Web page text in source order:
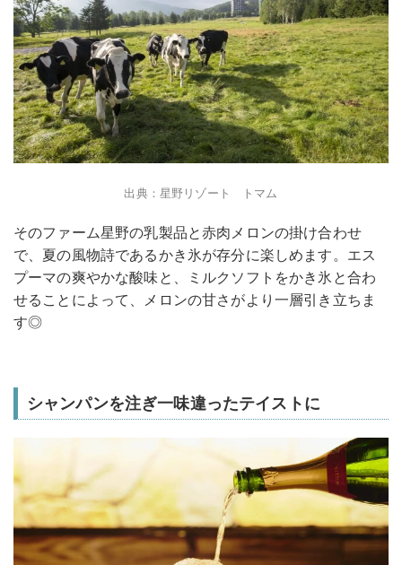
出典：星野リゾート トマム
そのファーム星野の乳製品と赤肉メロンの掛け合わせ
で、夏の風物詩であるかき氷が存分に楽しめます。エス
プーマの爽やかな酸味と、ミルクソフトをかき氷と合わ
せることによって、メロンの甘さがより一層引き立ちま
す◎
シャンパンを注ぎ一味違ったテイストに